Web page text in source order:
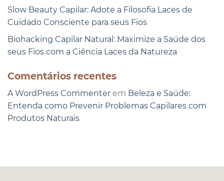
Slow Beauty Capilar: Adote a Filosofia Laces de
Cuidado Consciente para seus Fios
Biohacking Capilar Natural: Maximize a Saúde dos
seus Fios com a Ciência Laces da Natureza
Comentários recentes
A WordPress Commenter em Beleza e Saúde:
Entenda como Prevenir Problemas Capilares com
Produtos Naturais